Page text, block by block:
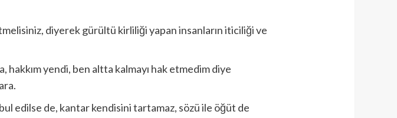
diyerek gürültü kirliliği yapan insanların iticiliği ve
yendi, ben altta kalmayı hak etmedim diye
edilse de, kantar kendisini tartamaz, sözü ile öğüt de